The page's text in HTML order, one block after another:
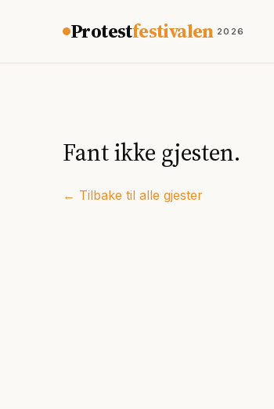
Protestfestivalen 2026
Fant ikke gjesten.
← Tilbake til alle gjester